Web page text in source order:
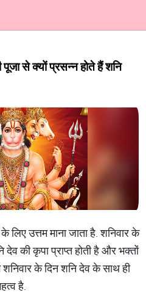
से क्यों प्रसन्न होते हैं शनि
लिए उत्तम माना जाता है. शनिवार के
की कृपा प्राप्त होती है और भक्तों
के दिन शनि देव के साथ ही
है.